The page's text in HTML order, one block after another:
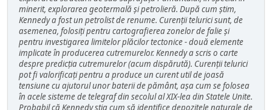
minerit, explorarea geotermală și petrolieră. După cum știm,
Kennedy a fost un petrolist de renume. Curenții telurici sunt, de
asemenea, folosiți pentru cartografierea zonelor de falie și
pentru investigarea limitelor plăcilor tectonice - două elemente
implicate în producerea cutremurelor. Kennedy a scris o carte
despre predicția cutremurelor (acum dispărută). Curenții telurici
pot fi valorificați pentru a produce un curent util de joasă
tensiune cu ajutorul unor baterii de pământ, așa cum se folosea
în acele sisteme de telegraf din secolul al XIX-lea din Statele Unite.
Probabil că Kennedy știa cum să identifice depozitele naturale de